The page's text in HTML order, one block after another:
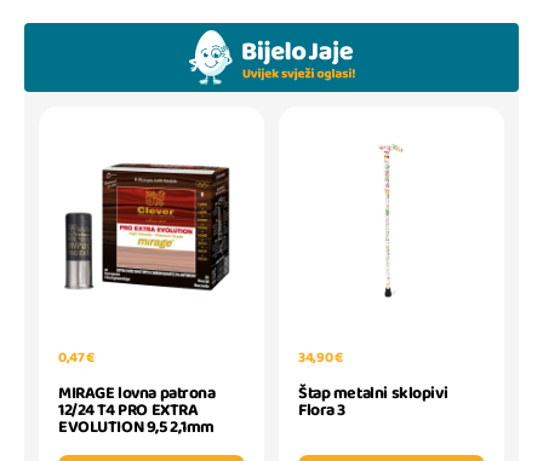
0,47 €
MIRAGE lovna patrona
12/24 T4 PRO EXTRA
EVOLUTION 9,5 2,1mm
34,90 €
Štap metalni sklopivi
Flora 3